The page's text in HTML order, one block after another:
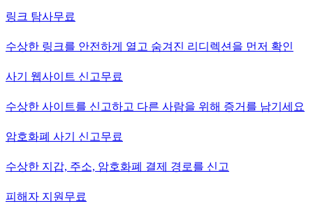
링크 탐사무료
수상한 링크를 안전하게 열고 숨겨진 리디렉션을 먼저 확인
사기 웹사이트 신고무료
수상한 사이트를 신고하고 다른 사람을 위해 증거를 남기세요
암호화폐 사기 신고무료
수상한 지갑, 주소, 암호화폐 결제 경로를 신고
피해자 지원 무료